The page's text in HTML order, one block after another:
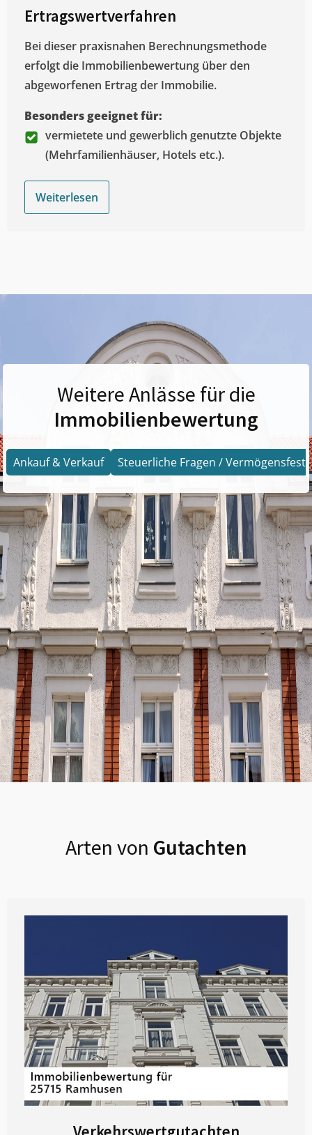
Ertragswertverfahren
Bei dieser praxisnahen Berechnungsmethode
erfolgt die Immobilienbewertung über den
abgeworfenen Ertrag der Immobilie.
Besonders geeignet für:
vermietete und gewerblich genutzte Objekte
(Mehrfamilienhäuser, Hotels etc.).
Weiterlesen
Weitere Anlässe für die
Immobilienbewertung
Ankauf & Verkauf Steuerliche Fragen /
Arten von Gutachten